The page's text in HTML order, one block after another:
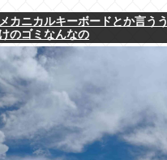
メカニカルキーボードとか言う
けのゴミなんなの